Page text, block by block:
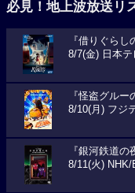
必見！地上波放送リ
『借りぐらし
8/7(金) 日本
『怪盗グルー
8/10(月) フジ
『銀河鉄道の
8/11(火)